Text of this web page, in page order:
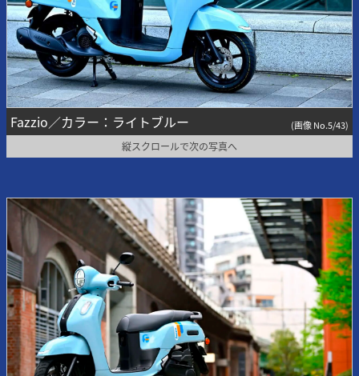
Fazzio／カラー：ライトブルー (画像 No.5/43)
縦スクロールで次の写真へ